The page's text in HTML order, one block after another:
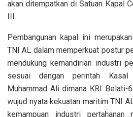
akan ditempatkan di Satuan Kapal
III.
Pembangunan kapal ini
TNI AL dalam memperkuat postur
mendukung kemandirian industri
sesuai dengan perintah
Muhammad Ali dimana KRI Belati-
wujud nyata kekuatan maritim TNI
kemampuan industri pertahanan